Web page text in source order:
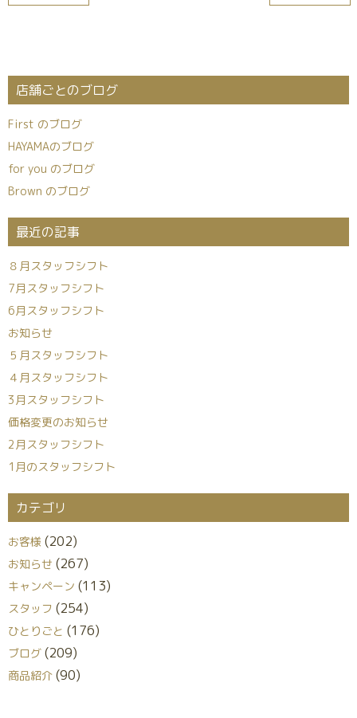
店舗ごとのブログ
First のブログ
HAYAMAのブログ
for you のブログ
Brown のブログ
最近の記事
８月スタッフシフト
7月スタッフシフト
6月スタッフシフト
お知らせ
５月スタッフシフト
４月スタッフシフト
3月スタッフシフト
価格変更のお知らせ
2月スタッフシフト
1月のスタッフシフト
カテゴリ
お客様 (202)
お知らせ (267)
キャンペーン (113)
スタッフ (254)
ひとりごと (176)
ブログ (209)
商品紹介 (90)